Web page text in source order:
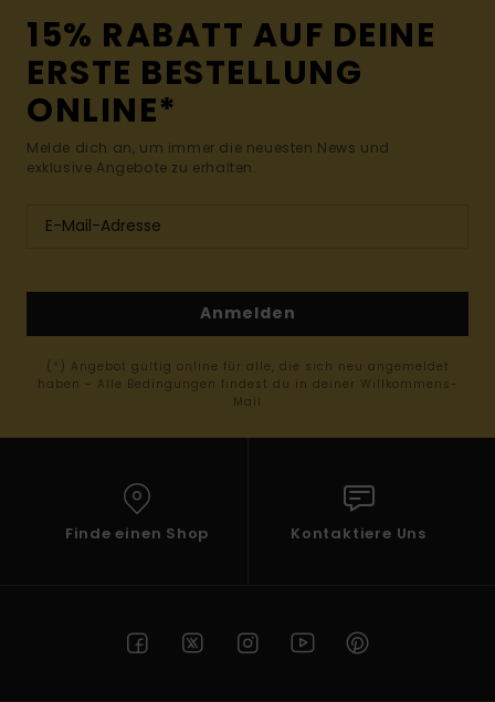
15% RABATT AUF DEINE
ERSTE BESTELLUNG
ONLINE*
Melde dich an, um immer die neuesten News und
exklusive Angebote zu erhalten.
Anmelden
(*) Angebot gültig online für alle, die sich neu angemeldet
haben - Alle Bedingungen findest du in deiner Willkommens-
Mail
Finde einen Shop Kontaktiere Uns